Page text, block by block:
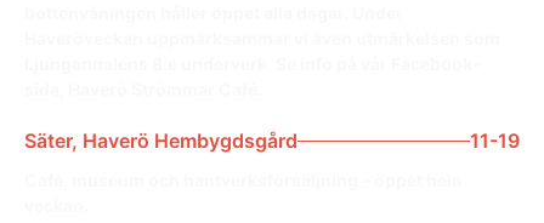
Säter, Haverö Hembygdsgård 11-19